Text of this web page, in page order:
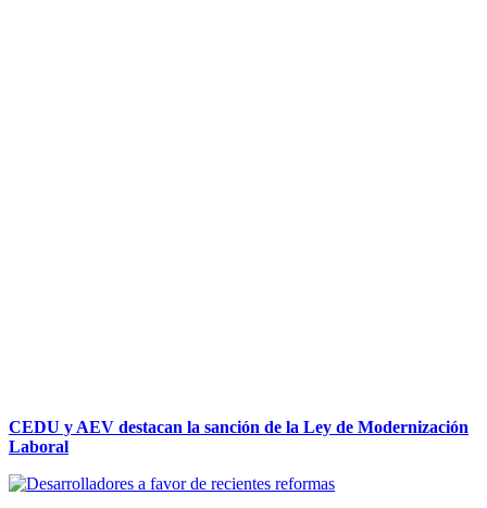
CEDU y AEV destacan la sanción de la Ley de Modernización
Laboral